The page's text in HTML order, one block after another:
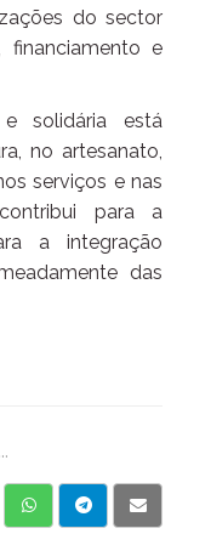
do sector
financiamento e
solidária está
no artesanato,
serviços e nas
para a
a integração
das